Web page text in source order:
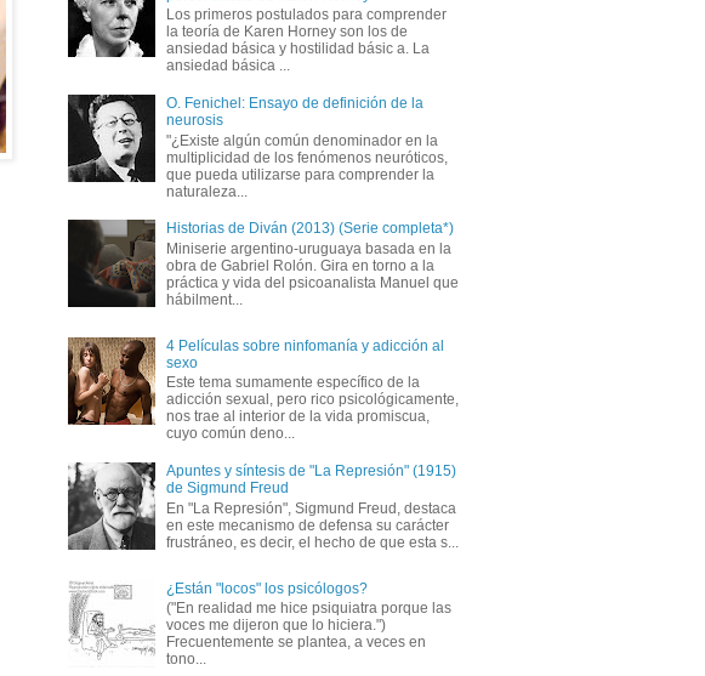
Los primeros postulados para comprender
la teoría de Karen Horney son los de
ansiedad básica y hostilidad básic a. La
ansiedad básica ...
O. Fenichel: Ensayo de definición de la
neurosis
"¿Existe algún común denominador en la
multiplicidad de los fenómenos neuróticos,
que pueda utilizarse para comprender la
naturaleza...
Historias de Diván (2013) (Serie completa*)
Miniserie argentino-uruguaya basada en la
obra de Gabriel Rolón. Gira en torno a la
práctica y vida del psicoanalista Manuel que
hábilment...
4 Películas sobre ninfomanía y adicción al
sexo
Este tema sumamente específico de la
adicción sexual, pero rico psicológicamente,
nos trae al interior de la vida promiscua,
cuyo común deno...
Apuntes y síntesis de "La Represión" (1915)
de Sigmund Freud
En "La Represión", Sigmund Freud, destaca
en este mecanismo de defensa su carácter
frustráneo, es decir, el hecho de que esta s...
¿Están "locos" los psicólogos?
("En realidad me hice psiquiatra porque las
voces me dijeron que lo hiciera.")
Frecuentemente se plantea, a veces en
tono...